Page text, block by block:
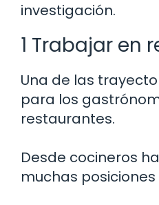
investigación.
1 Trabajar en
Una de las
para los
restaurantes.
Desde cocineros
muchas